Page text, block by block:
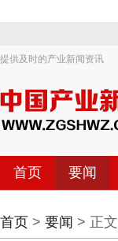
提供及时的产业新闻资讯
首页 要闻
首页 > 要闻 > 正文